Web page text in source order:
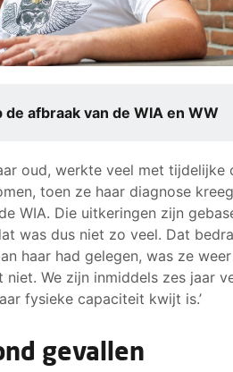
afbraak van de WIA en WW
oud, werkte veel met tijdelijke
toen ze haar diagnose
WIA. Die uitkeringen zijn
was dus niet zo veel. Dat
haar had gelegen, was ze
We zijn inmiddels zes jaar
fysieke capaciteit kwijt is.’
gevallen